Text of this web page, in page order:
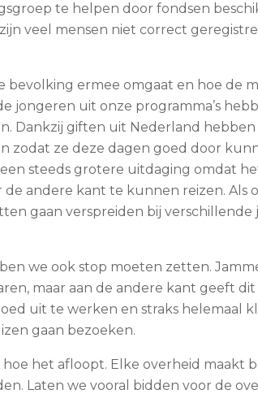
te helpen door fondsen
veel mensen niet correct
bevolking ermee omgaat en hoe de
jongeren uit onze programma’s
Dankzij giften uit Nederland hebben
zodat ze deze dagen goed door
steeds grotere uitdaging omdat
andere kant te kunnen reizen. Als
gaan verspreiden bij verschillende
we ook stop moeten zetten.
maar aan de andere kant geeft
uit te werken en straks helemaal
gaan bezoeken.
het afloopt. Elke overheid maakt
Laten we vooral bidden voor de